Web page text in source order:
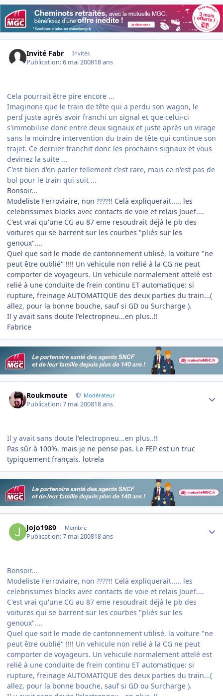
Invité Fabr Invités
Publication:6 mai 200818 ans
Cela pourrait être pire encore ...
Imaginons que le train de tête qui a perdu son wagon, le
perd juste après avoir franchi un signal et que celui-ci
s'immobilise donc entre deux signaux et juste après un virage
sans la moindre intervention du train de tête qui continue son
trajet. Ce dernier franchit donc les prochains signaux et vous
devinez la suite ...
C'est bien d'en parler tellement c'est rare, mais ce n'est pas de
bol pour le train qui suit ...
Bonsoir...
Modeliste Ferroviaire, non ????!! Celà expliquerait..... les
celebrissimes blocks avec contacts de voie et relais Jouef....
C'est vrai qu'une CG au 87 eme resoudrait déjà le pb des
voitures qui se barrent sur les courbes "pliés sur les
genoux"....
Quel que soit le mode de cantonnement utilisé, la voiture "ne
peut être oublié" !!!! Un vehicule non relié à la CG ne peut
comporter de voyageurs. Un vehicule normalement attelé est
relié à une conduite de frein continu ET automatique: si
rupture, freinage AUTOMATIQUE des deux parties du train...(
allez, pour la bonne bouche, sauf si GD ou Surcharge ).
Il y avait sans doute l'electropneu...en plus..!!
Fabrice
Roukmoute Modérateur
Publication:7 mai 200818 ans
Il y avait sans doute l'electropneu...en plus..!!
Pas sûr à 100%, mais je ne pense pas. Le FEP est un truc
typiquement français. lotrela
JoJo1989 Membre
Publication:7 mai 200818 ans
Bonsoir...
Modeliste Ferroviaire, non ????!! Celà expliquerait..... les
celebrissimes blocks avec contacts de voie et relais Jouef....
C'est vrai qu'une CG au 87 eme resoudrait déjà le pb des
voitures qui se barrent sur les courbes "pliés sur les
genoux"....
Quel que soit le mode de cantonnement utilisé, la voiture "ne
peut être oublié" !!!! Un vehicule non relié à la CG ne peut
comporter de voyageurs. Un vehicule normalement attelé est
relié à une conduite de frein continu ET automatique: si
rupture, freinage AUTOMATIQUE des deux parties du train...(
allez, pour la bonne bouche, sauf si GD ou Surcharge ).